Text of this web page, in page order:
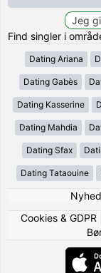
Find singler i
Dating Ariana
Dating Gabès
Dating Kasserine
Dating Mahdia
Dating Sfax
Dating Tataouine
Cookies & GDPR